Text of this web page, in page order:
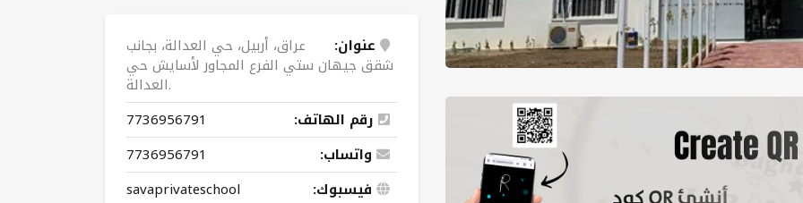
عنوان: عراق، أربيل، حي العدالة، بجانب
شقق جيهان ستي الفرع المجاور لأسايش حي
العدالة.
رقم الهاتف:
7736956791
واتساب:
7736956791
فيسبوك:
savaprivateschool